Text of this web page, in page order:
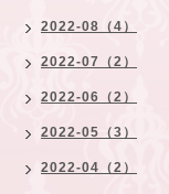
2022-08（4）
2022-07（2）
2022-06（2）
2022-05（3）
2022-04（2）